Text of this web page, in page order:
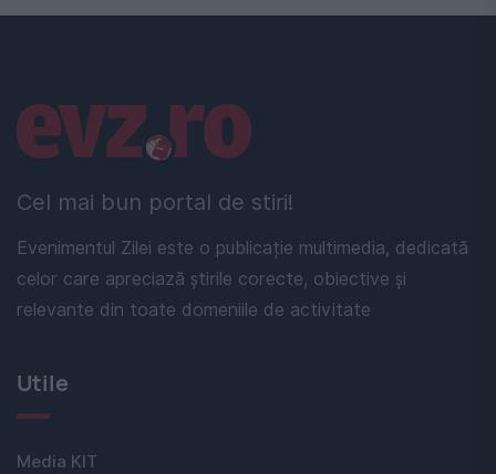
Cel mai bun portal de stiri!
Evenimentul Zilei este o publicație multimedia, dedicată
celor care apreciază știrile corecte, obiective și
relevante din toate domeniile de activitate
Linkuri utile
Utile
Media KIT